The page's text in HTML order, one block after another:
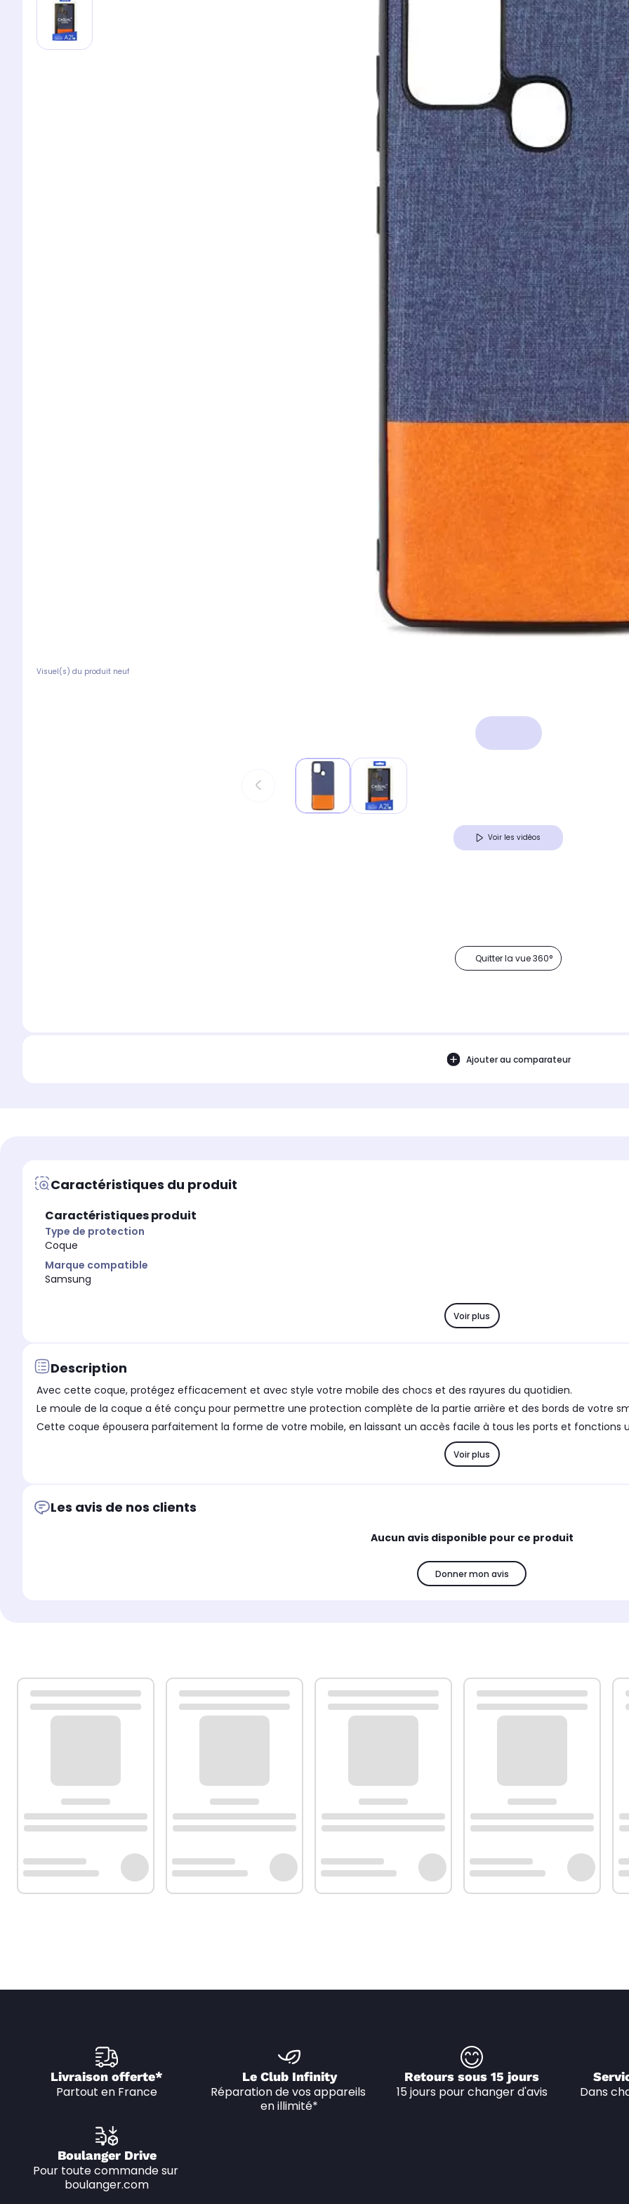
Visuel(s) du produit neuf
Voir les vidéos
Quitter la vue 360°
Ajouter au comparateur
Caractéristiques du produit
Caractéristiques produit
Type de protection
Coque
Marque compatible
Samsung
Voir plus
Description
Avec cette coque, protégez efficacement et avec style votre mobile des chocs et des rayures du quotidien.
Le moule de la coque a été conçu pour permettre une protection complète de la partie arrière et des bords de votre
Cette coque épousera parfaitement la forme de votre mobile, en laissant un accès facile à tous les ports et fonctions
Voir plus
Les avis de nos clients
Aucun avis disponible pour ce produit
Donner mon avis
Livraison offerte*
Partout en France
Le Club Infinity
Réparation de vos appareils
en illimité*
Retours sous 15 jours
15 jours pour changer d'avis
Dans
Boulanger Drive
Pour toute commande sur
boulanger.com